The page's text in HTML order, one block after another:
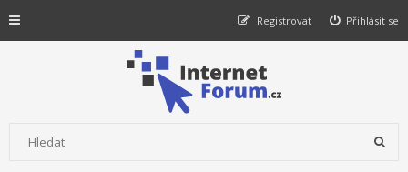
Přihlásit se
Registrovat